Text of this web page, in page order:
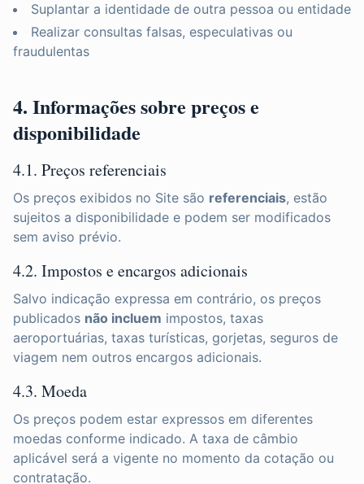
Suplantar a identidade de outra pessoa ou entidade
Realizar consultas falsas, especulativas ou
fraudulentas
4. Informações sobre preços e
disponibilidade
4.1. Preços referenciais
Os preços exibidos no Site são referenciais, estão
sujeitos a disponibilidade e podem ser modificados
sem aviso prévio.
4.2. Impostos e encargos adicionais
Salvo indicação expressa em contrário, os preços
publicados não incluem impostos, taxas
aeroportuárias, taxas turísticas, gorjetas, seguros de
viagem nem outros encargos adicionais.
4.3. Moeda
Os preços podem estar expressos em diferentes
moedas conforme indicado. A taxa de câmbio
aplicável será a vigente no momento da cotação ou
contratação.